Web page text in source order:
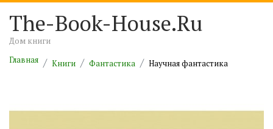
The-Book-House.Ru
Дом книги
Главная
Книги Фантастика Научная фантастика